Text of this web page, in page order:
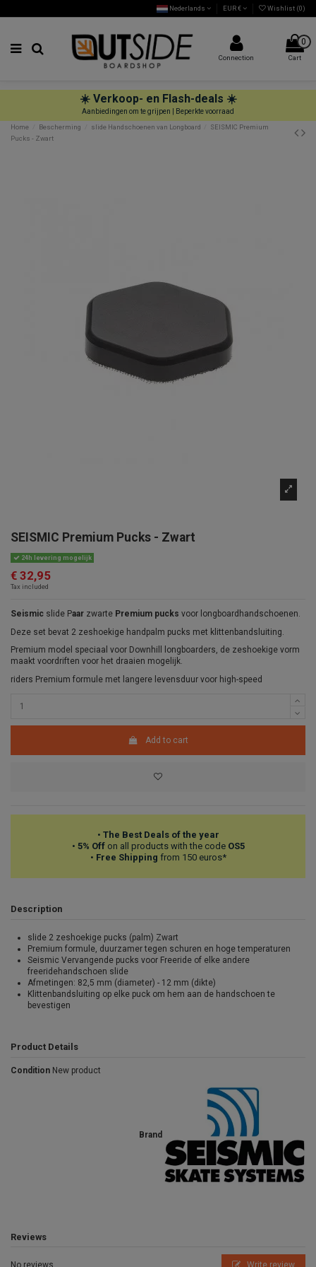
Nederlands EUR € Wishlist (0)
Connection
0
Cart
☀️ Verkoop- en Flash-deals ☀️
Aanbiedingen om te grijpen | Beperkte voorraad
Home
Bescherming slide Handschoenen van Longboard
SEISMIC Premium
Pucks - Zwart
SEISMIC Premium Pucks - Zwart
24h levering mogelijk
€ 32,95
Tax included
Seismic slide Paar zwarte Premium pucks voor longboardhandschoenen.
Deze set bevat 2 zeshoekige handpalm pucks met klittenbandsluiting.
Premium model speciaal voor Downhill longboarders, de zeshoekige vorm
maakt voordriften voor het draaien mogelijk.
riders Premium formule met langere levensduur voor high-speed
Add to cart
• The Best Deals of the year
• 5% Off on all products with the code OS5
• Free Shipping from 150 euros*
Description
slide 2 zeshoekige pucks (palm) Zwart
Premium formule, duurzamer tegen schuren en hoge temperaturen
Seismic Vervangende pucks voor Freeride of elke andere
freeridehandschoen slide
Afmetingen: 82,5 mm (diameter) - 12 mm (dikte)
Klittenbandsluiting op elke puck om hem aan de handschoen te
bevestigen
Product Details
Brand
Condition New product
Reviews